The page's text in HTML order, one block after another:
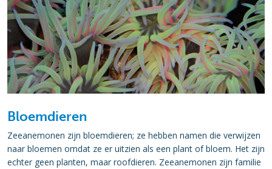
Bloemdieren
Zeeanemonen zijn bloemdieren; ze hebben namen die verwijzen
naar bloemen omdat ze er uitzien als een plant of bloem. Het zijn
echter geen planten, maar roofdieren. Zeeanemonen zijn familie